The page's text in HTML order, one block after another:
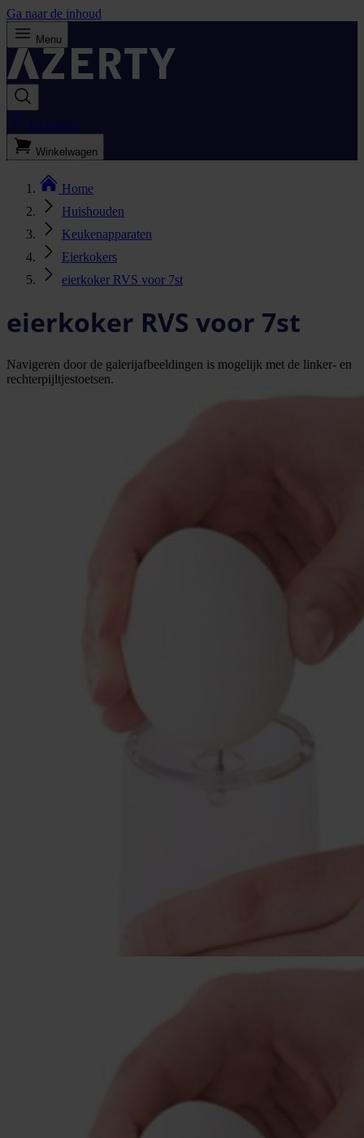
Ga naar de inhoud
Menu
Bestellijst
Winkelwagen
Home
Huishouden
Keukenapparaten
Eierkokers
eierkoker RVS voor 7st
eierkoker RVS voor 7st
Navigeren door de galerijafbeeldingen is mogelijk met de linker- en
rechterpijltjestoetsen.